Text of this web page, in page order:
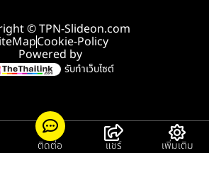
© TPN-Slideon.com
Cookie-Policy
Powered by
รับทำเว็บไซต์
ติดต่อ แชร์ เพิ่มเติม